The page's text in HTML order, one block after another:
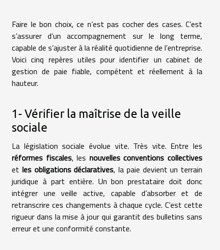
Faire le bon choix, ce n’est pas cocher des cases. C’est
s’assurer d’un accompagnement sur le long terme,
capable de s’ajuster à la réalité quotidienne de l’entreprise.
Voici cinq repères utiles pour identifier un cabinet de
gestion de paie fiable, compétent et réellement à la
hauteur.
1- Vérifier la maîtrise de la veille
sociale
La législation sociale évolue vite. Très vite. Entre les
réformes fiscales, les nouvelles conventions collectives
et les obligations déclaratives, la paie devient un terrain
juridique à part entière. Un bon prestataire doit donc
intégrer une veille active, capable d’absorber et de
retranscrire ces changements à chaque cycle. C’est cette
rigueur dans la mise à jour qui garantit des bulletins sans
erreur et une conformité constante.